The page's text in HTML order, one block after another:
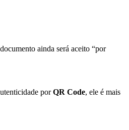
ainda será aceito “por
porQR Code, ele é mais